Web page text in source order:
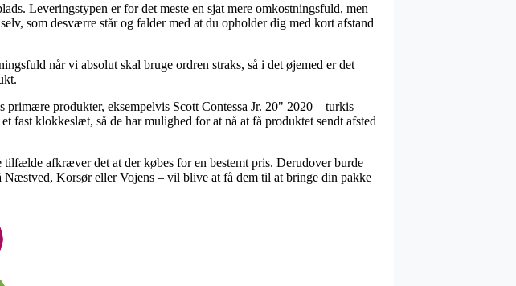
Leveringstypen er for det meste en sjat mere omkostningsfuld, men
som desværre står og falder med at du opholder dig med kort afstand
når vi absolut skal bruge ordren straks, så i det øjemed er det
produkter, eksempelvis Scott Contessa Jr. 20" 2020 – turkis
fast klokkeslæt, så de har mulighed for at nå at få produktet sendt afsted
afkræver det at der købes for en bestemt pris. Derudover burde
Korsør eller Vojens – vil blive at få dem til at bringe din pakke